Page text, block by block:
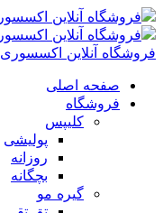
فروشگاه آنلاین اکسسوری
صفحه اصلی
فروشگاه
کلیپس
پولیشی
روزانه
بچگانه
گیره مو